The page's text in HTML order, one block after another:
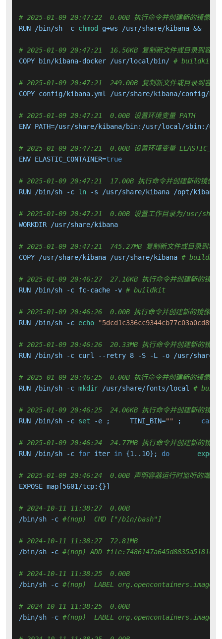
# 2025-01-09 20:47:22  0.00B 执行命令并创建新的镜像层
RUN /bin/sh -c chmod g+ws /usr/share/kibana &&
# 2025-01-09 20:47:21  16.56KB 复制新文件或目录到容器
COPY bin/kibana-docker /usr/local/bin/ # buildkit
# 2025-01-09 20:47:21  249.00B 复制新文件或目录到容器
COPY config/kibana.yml /usr/share/kibana/config/
# 2025-01-09 20:47:21  0.00B 设置环境变量 PATH
ENV PATH=/usr/share/kibana/bin:/usr/local/
# 2025-01-09 20:47:21  0.00B 设置环境变量
ENV ELASTIC_CONTAINER=true
# 2025-01-09 20:47:21  17.00B 执行命令并创建新的镜像层
RUN /bin/sh -c ln -s /usr/share/kibana /opt/kibana
# 2025-01-09 20:47:21  0.00B 设置工作目录为/usr/
WORKDIR /usr/share/kibana
# 2025-01-09 20:47:21  745.27MB 复制新文件或目录到容
COPY /usr/share/kibana /usr/share/kibana # buildkit
# 2025-01-09 20:46:27  27.16KB 执行命令并创建新的镜像
RUN /bin/sh -c fc-cache -v # buildkit
# 2025-01-09 20:46:26  0.00B 执行命令并创建新的镜像层
RUN /bin/sh -c echo
# 2025-01-09 20:46:26  20.33MB 执行命令并创建新的镜像
RUN /bin/sh -c curl --retry 8 -S -L -o /usr/share/
# 2025-01-09 20:46:25  0.00B 执行命令并创建新的镜像层
RUN /bin/sh -c mkdir /usr/share/fonts/local #
# 2025-01-09 20:46:25  24.06KB 执行命令并创建新的镜像
RUN /bin/sh -c set -e ;     TINI_BIN="" ; case
# 2025-01-09 20:46:24  24.77MB 执行命令并创建新的镜像
RUN /bin/sh -c for iter in {1..10}; do export
# 2025-01-09 20:46:24  0.00B 声明容器运行时监听的端口
EXPOSE map[5601/tcp:{}]
# 2024-10-11 11:38:27  0.00B
/bin/sh -c #(nop)  CMD ["/bin/bash"]
# 2024-10-11 11:38:27  72.81MB
/bin/sh -c #(nop) ADD
# 2024-10-11 11:38:25  0.00B
/bin/sh -c #(nop)  LABEL
# 2024-10-11 11:38:25  0.00B
/bin/sh -c #(nop)  LABEL